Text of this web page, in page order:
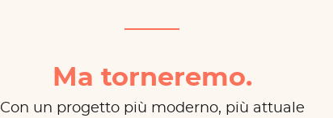
Ma torneremo.
Con un progetto più moderno, più attuale